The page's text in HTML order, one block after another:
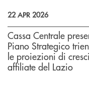
22 APR 2026
Cassa Centrale
Piano Strategico
le proiezioni di
affiliate del Lazio